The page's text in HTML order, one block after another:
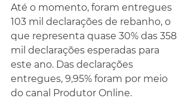
Até o momento, foram entregues
103 mil declarações de rebanho, o
que representa quase 30% das 358
mil declarações esperadas para
este ano. Das declarações
entregues, 9,95% foram por meio
do canal Produtor Online.